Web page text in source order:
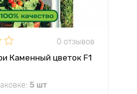
0 отзывов
Каменный цветок F1
5 шт